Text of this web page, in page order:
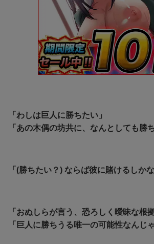
「わしは巨人に勝ちたい」
「あの木偶の坊共に、なんとしても勝
「(勝ちたい？) ならば彼に賭けるしかな
「おぬしらが言う、恐ろしく曖昧な根
「巨人に勝ちうる唯一の可能性なんじ